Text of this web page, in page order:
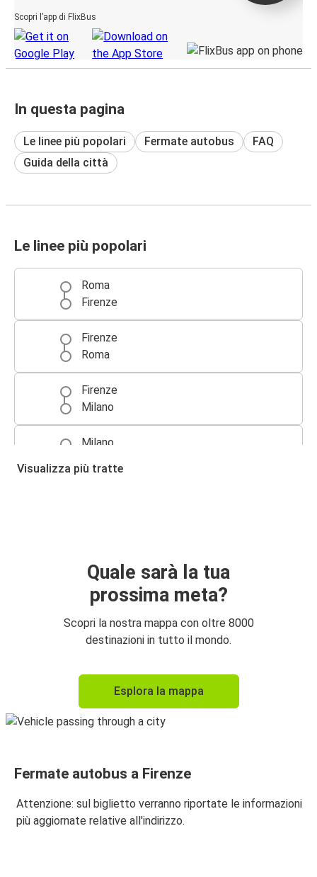
Scopri l’app di FlixBus
In questa pagina
Le linee più popolari Fermate autobus
FAQ
Guida della città
Le linee più popolari
Roma
Firenze
Firenze
Roma
Firenze
Milano
Milano
Bologna
Firenze
Napoli
Firenze
Genova
Firenze
Venezia
Firenze
Visualizza più tratte
Quale sarà la tua
prossima meta?
Scopri la nostra mappa con oltre 8000
destinazioni in tutto il mondo.
Esplora la mappa
Fermate autobus a Firenze
Attenzione: sul biglietto verranno riportate le informazioni
più aggiornate relative all'indirizzo.